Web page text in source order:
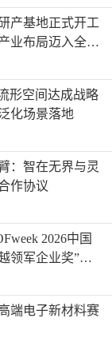
产基地正式开工
业布局迈入全新
形空间达成战略
化场景落地
：智在无界与灵
作协议
2026中国
领军企业奖”，
造新浪潮
端电子新材料赛